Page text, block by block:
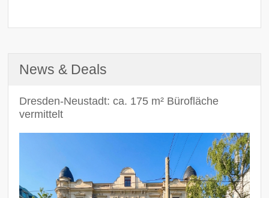
News & Deals
Dresden-Neustadt: ca. 175 m² Bürofläche
vermittelt